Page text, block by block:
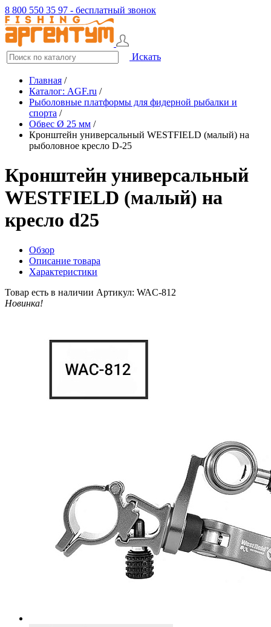
8 800 550 35 97 - бесплатный звонок
Искать
Главная /
Каталог: AGF.ru /
Рыболовные платформы для фидерной рыбалки и
спорта /
Обвес Ø 25 мм /
Кронштейн универсальный WESTFIELD (малый) на
рыболовное кресло D-25
Кронштейн универсальный
WESTFIELD (малый) на
кресло d25
Обзор
Описание товара
Характеристики
Товар есть в наличии Артикул: WAC-812
Новинка!